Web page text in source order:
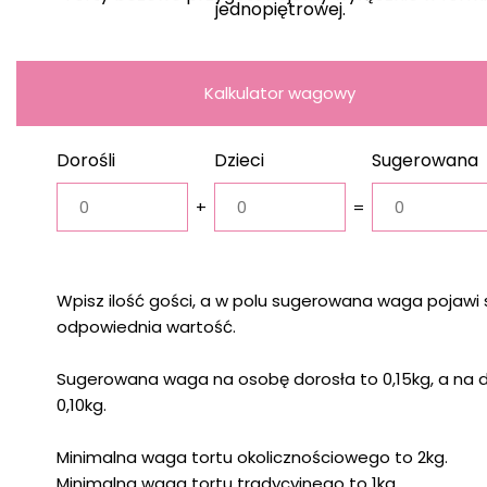
jednopiętrowej.
Kalkulator wagowy
Dorośli
+
Dzieci
=
Sugerowana
waga
Wpisz ilość gości, a w polu sugerowana waga pojawi
odpowiednia wartość.
Sugerowana waga na osobę dorosła to 0,15kg, a na
0,10kg.
Minimalna waga tortu okolicznościowego to 2kg.